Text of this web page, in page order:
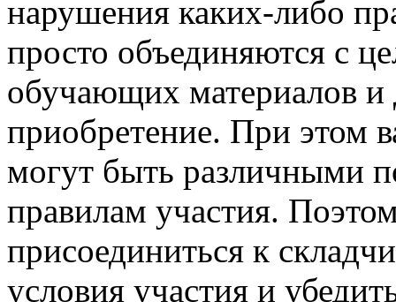
нарушения каких-либо
просто объединяются с
обучающих материалов и
приобретение. При этом
могут быть различными
правилам участия.
присоединиться к
условия участия и